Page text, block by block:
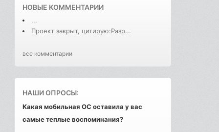
НОВЫЕ КОММЕНТАРИИ
...
Проект закрыт, цитирую:Разр...
все комментарии
НАШИ ОПРОСЫ:
Какая мобильная ОС оставила у вас
самые теплые воспоминания?